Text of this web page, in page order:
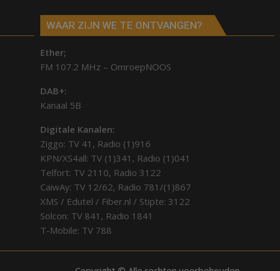
WAAR ZIJN WE TE ONTVANGEN?
Ether;
FM 107.2 MHz – OmroepNOOS
DAB+:
Kanaal 5B
Digitale Kanalen:
Ziggo: TV 41, Radio (1)916
KPN/XS4all: TV (1)341, Radio (1)041
Telfort: TV 2110, Radio 3122
CaiwAy: TV 12/62, Radio 781/(1)867
XMS / Edutel / Fiber.nl / Stipte: 3122
Solcon: TV 841, Radio 1841
T-Mobile: TV 788